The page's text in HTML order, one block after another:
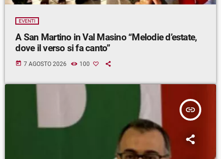
EVENTI
A San Martino in Val Masino “Melodie d’estate,
dove il verso si fa canto”
today 7 AGOSTO 2026 100
insert_link